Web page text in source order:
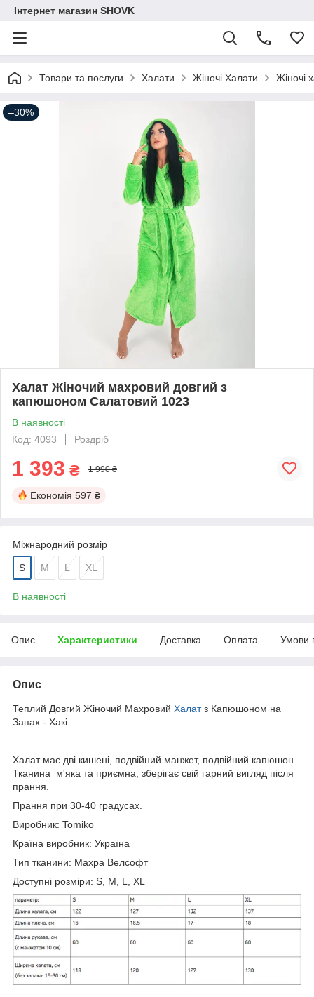
Інтернет магазин SHOVK
Товари та послуги Халати Жіночі Халати Жіночі
–30%
Халат Жіночий махровий довгий з
капюшоном Салатовий 1023
В наявності
Код: 4093
Роздріб
1 393 ₴ 1 990 ₴
Економія 597 ₴
Міжнародний розмір
S M L XL
В наявності
Опис Характеристики Доставка Оплата Умови
Опис
Теплий Довгий Жіночий Махровий Халатз Капюшоном на
Запах - Хакі
Халат має дві кишені, подвійний манжет, подвійний капюшон.
Тканина м'яка та приємна, зберігає свій гарний вигляд після
прання.
Прання при 30-40 градусах.
Виробник: Tomiko
Країна виробник: Україна
Тип тканини: Махра Велсофт
Доступні розміри: S, M, L, XL